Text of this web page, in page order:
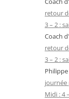
retour
3 – 2 :
Coach
retour
3 – 2 :
journée
Midi : 4